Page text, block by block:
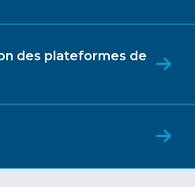
des plateformes de